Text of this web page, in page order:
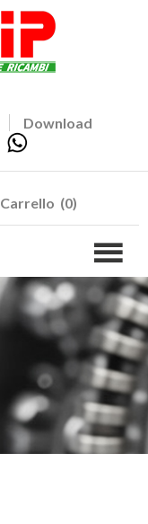
Download
Carrello (0)